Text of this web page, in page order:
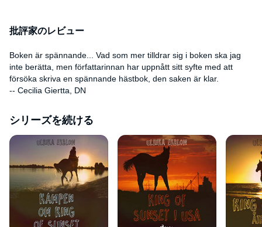
批評家のレビュー
Boken är spännande... Vad som mer tilldrar sig i boken ska jag
inte berätta, men författarinnan har uppnått sitt syfte med att
försöka skriva en spännande hästbok, den saken är klar.
-- Cecilia Giertta, DN
シリーズを続ける